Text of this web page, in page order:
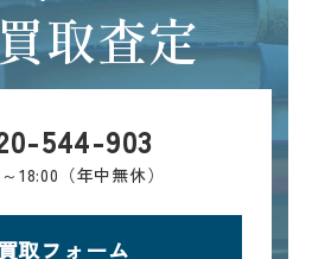
取査定
544-903
18:00（年中無休）
買取フォーム